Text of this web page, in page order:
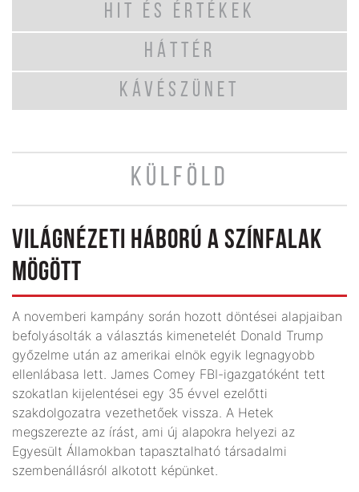
HIT ÉS ÉRTÉKEK
HÁTTÉR
KÁVÉSZÜNET
KÜLFÖLD
VILÁGNÉZETI HÁBORÚ A SZÍNFALAK
MÖGÖTT
A novemberi kampány során hozott döntései alapjaiban
befolyásolták a választás kimenetelét Donald Trump
győzelme után az amerikai elnök egyik legnagyobb
ellenlábasa lett. James Comey FBI-igazgatóként tett
szokatlan kijelentései egy 35 évvel ezelőtti
szakdolgozatra vezethetőek vissza. A Hetek
megszerezte az írást, ami új alapokra helyezi az
Egyesült Államokban tapasztalható társadalmi
szembenállásról alkotott képünket.